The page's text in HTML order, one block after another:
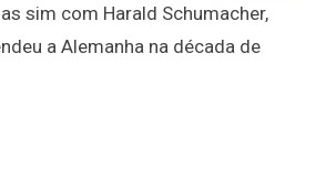
sim com Harald Schumacher,
a Alemanha na década de